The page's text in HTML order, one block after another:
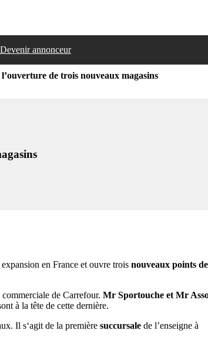
Devenir annonceur
de trois nouveaux magasins
en France et ouvre trois nouveaux points de
de Carrefour. Mr Sportouche et Mr
à la tête de cette dernière.
Il s‘agit de la première succursale de l’enseigne à